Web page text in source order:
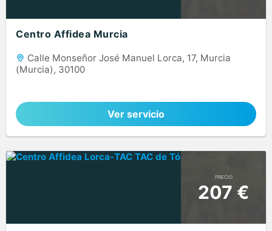
Centro Affidea Murcia
Calle Monseñor José Manuel Lorca, 17, Murcia
(Murcia), 30100
Ver servicio
PRECIO
207 €